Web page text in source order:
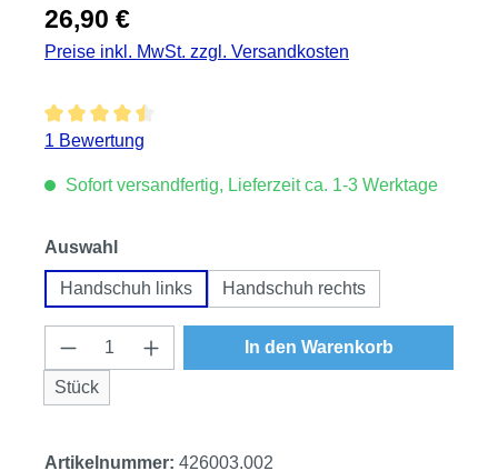
Regulärer Preis:
26,90 €
Preise inkl. MwSt. zzgl. Versandkosten
Durchschnittliche Bewertung von 4.5 von 5 Sternen
1 Bewertung
Sofort versandfertig, Lieferzeit ca. 1-3 Werktage
Auswahl auswählen
Handschuh links Handschuh rechts
Produkt Anzahl: Gib den gewünschten
Stück
In den Warenkorb
Artikelnummer: 426003.002